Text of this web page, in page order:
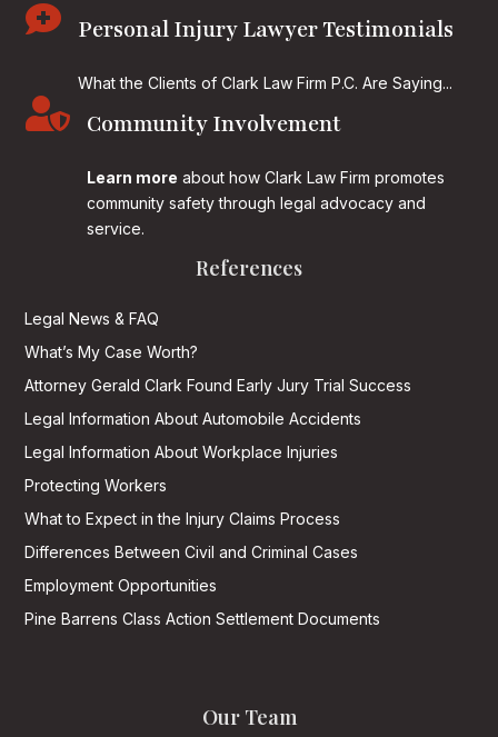
 Personal Injury Lawyer Testimonials
What the Clients of Clark Law Firm P.C. Are Saying...
 Community Involvement
Learn more about how Clark Law Firm promotes
community safety through legal advocacy and
service.
References
Legal News & FAQ
What’s My Case Worth?
Attorney Gerald Clark Found Early Jury Trial Success
Legal Information About Automobile Accidents
Legal Information About Workplace Injuries
Protecting Workers
What to Expect in the Injury Claims Process
Differences Between Civil and Criminal Cases
Employment Opportunities
Pine Barrens Class Action Settlement Documents
Our Team